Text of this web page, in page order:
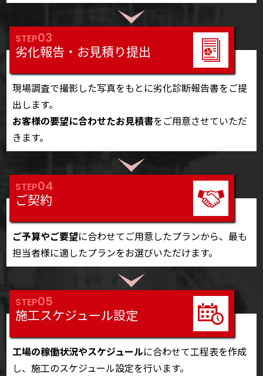
STEP03
劣化報告・お見積り提出
現場調査で撮影した写真をもとに劣化診断報告書をご提
出します。
お客様の要望に合わせたお見積書をご用意させていただ
きます。
STEP04
ご契約
ご予算やご要望に合わせてご用意したプランから、最も
担当者様に適したプランをお選びいただけます。
STEP05
施工スケジュール設定
工場の稼働状況やスケジュールに合わせて工程表を作成
し、施工のスケジュール設定を行います。